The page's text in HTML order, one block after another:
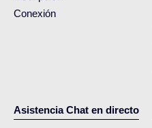
Conexión
Asistencia Chat en directo